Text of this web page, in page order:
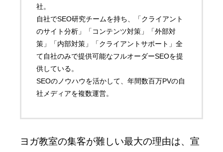
社。
自社でSEO研究チームを持ち、「クライアント
のサイト分析」「コンテンツ対策」「外部対
策」「内部対策」「クライアントサポート」全
て自社のみで提供可能なフルオーダーSEOを提
供している。
SEOのノウハウを活かして、年間数百万PVの自
社メディアを複数運営。
ヨガ教室の集客が難しい最大の理由は、宣